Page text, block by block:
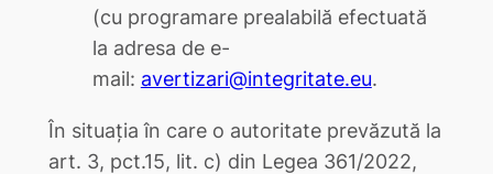
(cu programare prealabilă efectuată
la adresa de e-
mail: avertizari@integritate.eu.
În situația în care o autoritate prevăzută la
art. 3, pct.15, lit. c) din Legea 361/2022,